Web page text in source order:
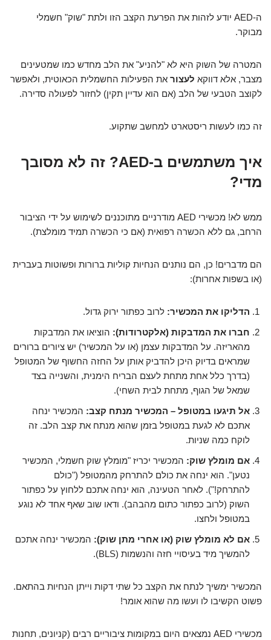
ה-AED יודע לזהות את הפרעת הקצב הזו ולתת "שוק" חשמלי
מבוקר.
המטרה של השוק היא לא "להניע" את הלב מחדש כמו שמטעינים
מצבר, אלא דווקא לעצור את הפעילות החשמלית הכאוטית, ולאפשר
לקוצב הטבעי של הלב (אם הוא עדיין תקין) לחזור לפעולה סדירה.
זה כמו לעשות ריסטארט למחשב שתקוע.
איך משתמשים ב-AED? זה לא מסובך
מדי?
ממש לא! מכשירי AED מודרניים מתוכננים לשימוש על ידי הציבור
הרחב, גם ללא הכשרה רפואית (אם כי הכשרה תמיד מומלצת).
הם מדברים! כן, הם נותנים הנחיות קוליות ברורות ופשוטות בעברית
(או בשפות אחרות):
הדליקו את המכשיר: לרוב כפתור ירוק גדול.
חברו את המדבקות (אלקטרודות): הוציאו את המדבקות
מהאריזה. על המדבקות עצמן (או על המכשיר) יש ציורים ברורים
שמראים בדיוק היכן להדביק אותן על החזה החשוף של המטופל
(בדרך כלל אחת מתחת לעצם הבריח הימנית, והשנייה בצד
שמאל של הגוף, מתחת לבית השחי).
אל תיגעו במטופל – המכשיר מנתח קצב: המכשיר ינחה
אתכם לא לגעת במטופל בזמן שהוא מנתח את קצב הלב. זה
לוקח כמה שניות.
אם מומלץ שוק: המכשיר יכריז "מומלץ שוק חשמלי, המכשיר
נטען". הוא ינחה את כולם להתרחק מהמטופל ("כולם
להתרחק!"). לאחר הטעינה, הוא ינחה אתכם ללחוץ על כפתור
השוק (לרוב כפתור כתום מהבהב). ודאו שוב שאף אחד לא נוגע
במטופל ולחצו.
אם לא מומלץ שוק (או אחרי מתן שוק): המכשיר ינחה אתכם
להמשיך מיד בעיסויי חזה והנשמות (BLS).
המכשיר ימשיך לנתח את הקצב כל שתי דקות וייתן הנחיות בהתאם.
פשוט הקשיבו לו ועשו מה שהוא אומר!
מכשירי AED נמצאים היום במקומות ציבוריים רבים (קניונים, תחנות